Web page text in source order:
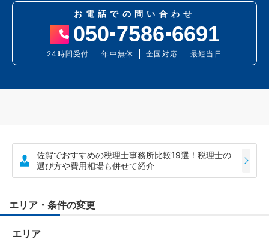
お電話での問い合わせ
050 7586 6691
24時間受付 年中無休 全国対応 最短当日
佐賀でおすすめの税理士事務所比較19選！税理士の
選び方や費用相場も併せて紹介
エリア・条件の変更
エリア